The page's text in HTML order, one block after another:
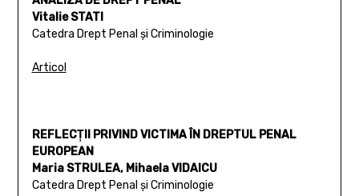
Vitalie STATI
Catedra Drept Penal şi Criminologie
Articol
REFLECŢII PRIVIND VICTIMA ÎN DREPTUL PENAL
EUROPEAN
Maria STRULEA, Mihaela VIDAICU
Catedra Drept Penal şi Criminologie